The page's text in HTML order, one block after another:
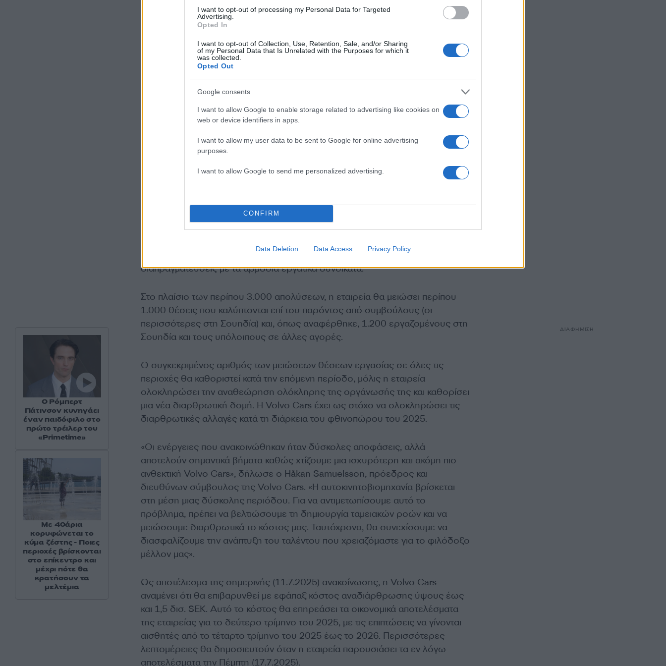
I want to opt-out of processing my Personal Data for Targeted
Advertising.
Opted In
I want to opt-out of Collection, Use, Retention, Sale, and/or Sharing
of my Personal Data that Is Unrelated with the Purposes for which it
was collected.
Opted Out
Google consents
I want to allow Google to enable storage related to advertising like cookies on
web or device identifiers in apps.
I want to allow my user data to be sent to Google for online advertising
purposes.
I want to allow Google to send me personalized advertising.
CONFIRM
Data Deletion Data Access Privacy Policy
Η εκτιμώμενη μείωση στις σουηδικές δραστηριότητες (Volvo Personvagnar
AB) αφορά περίπου 1.200 θέσεις εργαζομένων. Η Volvo Cars έχει ξεκινήσει
διαπραγματεύσεις με τα αρμόδια εργατικά συνδικάτα.
Στο πλαίσιο των περίπου 3.000 απολύσεων, η εταιρεία θα μειώσει περίπου
1.000 θέσεις που καλύπτονται επί του παρόντος από συμβούλους (οι
περισσότερες στη Σουηδία) και, όπως αναφέρθηκε, 1.200 εργαζομένους στη
Σουηδία και τους υπόλοιπους σε άλλες αγορές.
Ο συγκεκριμένος αριθμός των μειώσεων θέσεων εργασίας σε όλες τις
περιοχές θα καθοριστεί κατά την επόμενη περίοδο, μόλις η εταιρεία
ολοκληρώσει την αναθεώρηση ολόκληρης της οργάνωσής της και καθορίσει
μια νέα διαρθρωτική δομή. Η Volvo Cars έχει ως στόχο να ολοκληρώσει τις
διαρθρωτικές αλλαγές κατά τη διάρκεια του φθινοπώρου του 2025.
«Οι ενέργειες που ανακοινώθηκαν ήταν δύσκολες αποφάσεις, αλλά
αποτελούν σημαντικά βήματα καθώς χτίζουμε μια ισχυρότερη και ακόμη πιο
ανθεκτική Volvo Cars», δήλωσε ο Håkan Samuelsson, πρόεδρος και
διευθύνων σύμβουλος της Volvo Cars. «Η αυτοκινητοβιομηχανία βρίσκεται
στη μέση μιας δύσκολης περιόδου. Για να αντιμετωπίσουμε αυτό το
πρόβλημα, πρέπει να βελτιώσουμε τη δημιουργία ταμειακών ροών και να
μειώσουμε διαρθρωτικά το κόστος μας. Ταυτόχρονα, θα συνεχίσουμε να
διασφαλίζουμε την ανάπτυξη του ταλέντου που χρειαζόμαστε για το φιλόδοξο
μέλλον μας».
Ως αποτέλεσμα της σημερινής (11.7.2025) ανακοίνωσης, η Volvo Cars
αναμένει ότι θα επιβαρυνθεί με εφάπαξ κόστος αναδιάρθρωσης ύψους έως
και 1,5 δισ. SEK. Αυτό το κόστος θα επηρεάσει τα οικονομικά αποτελέσματα
της εταιρείας για το δεύτερο τρίμηνο του 2025, με τις επιπτώσεις να γίνονται
αισθητές από το τέταρτο τρίμηνο του 2025 έως το 2026. Περισσότερες
λεπτομέρειες θα δημοσιευτούν όταν η εταιρεία παρουσιάσει τα εν λόγω
αποτελέσματα την Πέμπτη (17.7.2025).
Ο Ρόμπερτ
Πάτινσον κυνηγάει
έναν παιδόφιλο στο
πρώτο τρέιλερ του
«Primetime»
Με 40άρια
κορυφώνεται το
κύμα ζέστης - Ποιες
περιοχές βρίσκονται
στο επίκεντρο και
μέχρι πότε θα
κρατήσουν τα
μελτέμια
ΔΙΑΦΗΜΙΣΗ